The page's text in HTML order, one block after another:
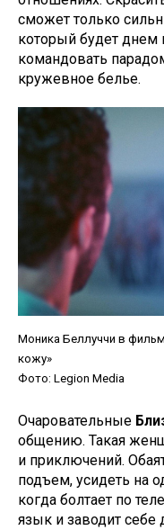
сможет только
который будет днем
командовать
кружевное белье.
Моника Беллуччи в
кожу»
Фото: Legion Media
Очаровательные
общению. Такая
и приключений.
подъем, усидеть на
когда болтает по
язык и заводит